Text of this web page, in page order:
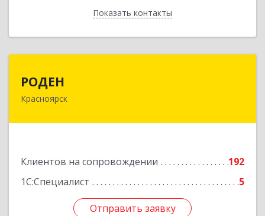
Показать контакты
Назад
РОДЕН
Красноярск
Клиентов на сопровождении
192
1С:Специалист
5
Отправить заявку
660064, Красноярский край, Красноярск г, им
Отправить заявку